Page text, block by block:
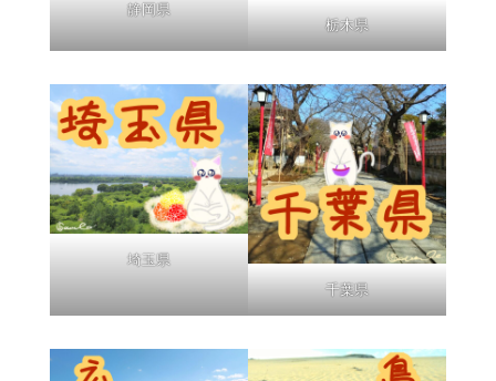
静岡県
栃木県
埼玉県
千葉県